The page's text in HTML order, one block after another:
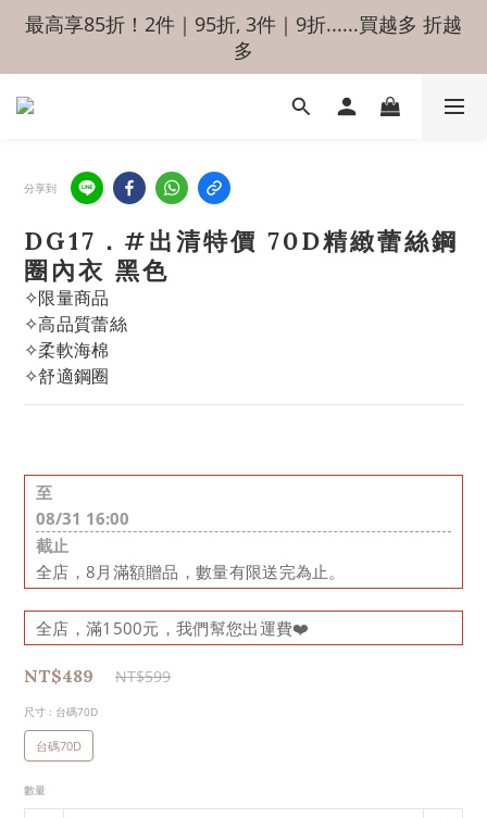
最高享85折！2件｜95折, 3件｜9折......買越多 折越
多
分享到
DG17．#出清特價 70D精緻蕾絲鋼
圈內衣 黑色
✧限量商品
✧高品質蕾絲
✧柔軟海棉
✧舒適鋼圈
至
08/31 16:00
截止
全店，8月滿額贈品，數量有限送完為止。
全店，滿1500元，我們幫您出運費❤️
NT$489 NT$599
尺寸 : 台碼70D
台碼70D
數量